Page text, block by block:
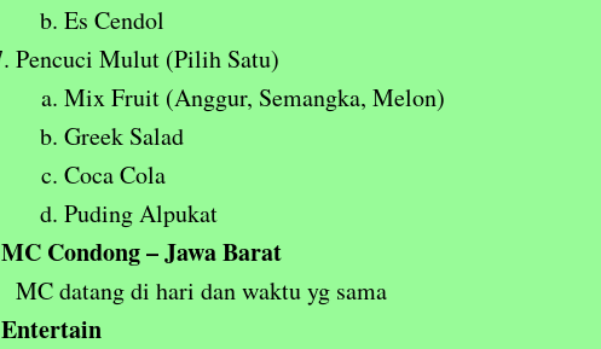
Es Cendol
Pencuci Mulut (Pilih Satu)
Mix Fruit (Anggur, Semangka, Melon)
Greek Salad
Coca Cola
Puding Alpukat
MC Condong – Jawa Barat
MC datang di hari dan waktu yg sama
Entertain